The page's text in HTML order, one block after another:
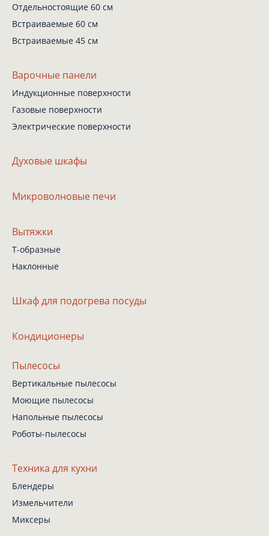
Отдельностоящие 60 см
Встраиваемые 60 см
Встраиваемые 45 см
Варочные панели
Индукционные поверхности
Газовые поверхности
Электрические поверхности
Духовые шкафы
Микроволновые печи
Вытяжки
Т-образные
Наклонные
Шкафдля подогрева посуды
Кондиционеры
Пылесосы
Вертикальные пылесосы
Моющие пылесосы
Напольные пылесосы
Роботы-пылесосы
Техника для кухни
Блендеры
Измельчители
Миксеры